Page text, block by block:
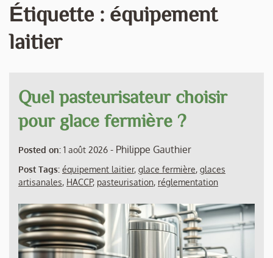
Étiquette : équipement
laitier
Quel pasteurisateur choisir
pour glace fermière ?
Posted on: 1 août 2026 - Philippe Gauthier
Post Tags: équipement laitier, glace fermière, glaces
artisanales, HACCP, pasteurisation, réglementation